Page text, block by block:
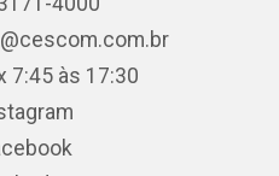
7:45 às 17:30